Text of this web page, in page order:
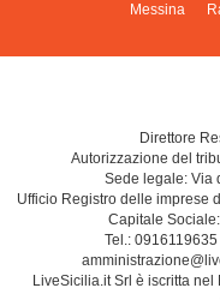
Messina
Direttore
Autorizzazione del
Sede legale: Via
Ufficio Registro delle imprese
Capitale
Tel.:
LiveSicilia.it Srl è iscritta